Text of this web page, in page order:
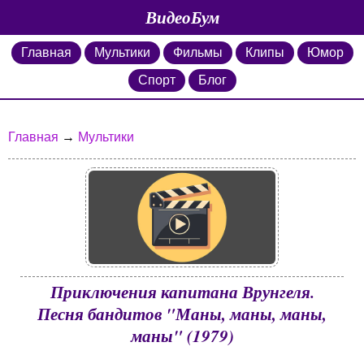
ВидеоБум
Главная Мультики Фильмы Клипы
Юмор
Спорт
Блог
Главная → Мультики
Приключения капитана Врунгеля.
Песня бандитов "Маны, маны, маны,
маны" (1979)